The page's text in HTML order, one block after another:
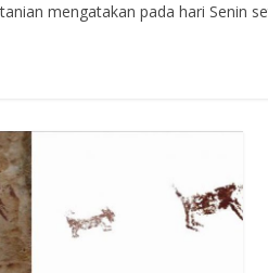
mengatakan pada hari Senin